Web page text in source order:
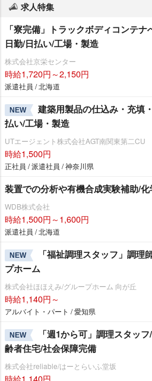
求人特集
「寮完備」トラックボディコンテ
日勤/日払い/工場・製造
株式会社京栄センター
時給1,720円～2,150円
派遣社員 / 北海道
NEW
建築用製品の仕込み・充填
払い/工場・製造
UTエージェント株式会社AGT南関東第二CU
時給1,500円
正社員 / 派遣社員 / 神奈川県
装置での分析や有機合成実験補助/
WDB株式会社
時給1,500円～1,600円
派遣社員 / 北海道
NEW
「福祉調理スタッフ」調
プホーム
株式会社ほほえみ/グループホーム 向が丘
時給1,140円～
アルバイト・パート / 愛知県
NEW
「週1から可」調理スタッ
齢者住宅/社会保障完備
株式会社reliable/はーとらいふ堂坂
時給1,140円